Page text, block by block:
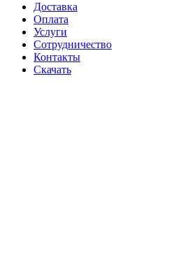
Доставка
Оплата
Услуги
Сотрудничество
Контакты
Скачать